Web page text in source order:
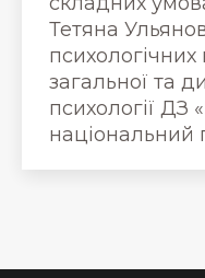
Тетяна
загальної та
психології ДЗ
національний